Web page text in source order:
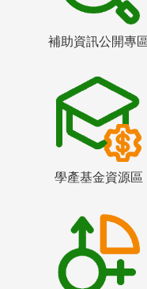
補助資訊公開專
學產基金資源區